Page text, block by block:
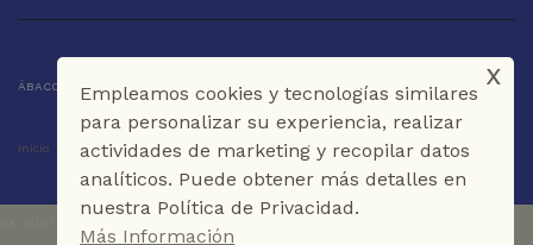
ÁBACO LIBROS Y CAFÉ © 2025 CARTAGENA DE INDIAS - COLOMBIA
Inicio Tienda La Librería Galería Café Contáctenos
Empleamos cookies y tecnologías similares
para personalizar su experiencia, realizar
actividades de marketing y recopilar datos
analíticos. Puede obtener más detalles en
nuestra Política de Privacidad.
Más Información
x